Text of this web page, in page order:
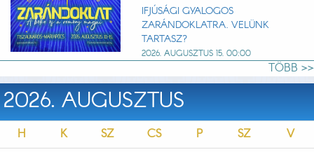
IFJÚSÁGI GYALOGOS
ZARÁNDOKLATRA. VELÜNK
TARTASZ?
2026. AUGUSZTUS 15. 00:00
TÖBB >>
2026. AUGUSZTUS
H K SZ CS P SZ
V